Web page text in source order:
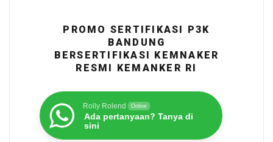
PROMO SERTIFIKASI P3K
BANDUNG
BERSERTIFIKASI KEMNAKER
RESMI KEMANKER RI
Rolly Rolend Online
Ada pertanyaan? Tanya di
sini